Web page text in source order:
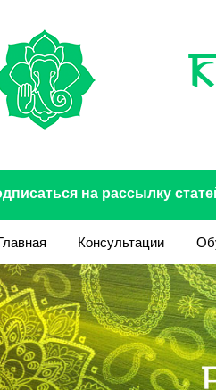
на рассылку
Консультации